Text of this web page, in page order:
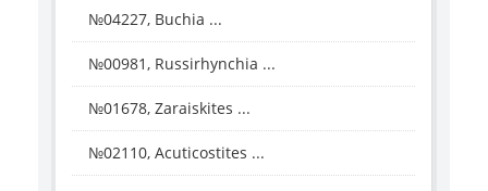
№04227, Buchia ...
№00981, Russirhynchia ...
№01678, Zaraiskites ...
№02110, Acuticostites ...